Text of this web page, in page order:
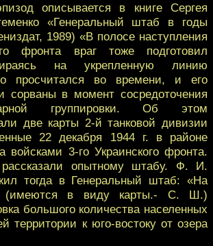
описывается в книге Сергея
«Генеральный штаб в годы
1989) «В полосе наступления
фронта враг тоже подготовил
на укрепленную линию
просчитался во времени, и его
сорваны в момент сосредоточения
группировки. Об этом
две карты 2-й танковой дивизии
22 декабря 1944 г. в районе
войсками 3-го Украинского фронта.
опытному штабу. Ф. И.
тогда в Генеральный штаб: «На
(имеются в виду карты.- С. Ш.)
большого количества населенных
территории к юго-востоку от озера